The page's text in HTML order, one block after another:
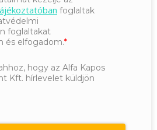
foglaltak
foglaltakat
és elfogadom.
hogy az Alfa Kapos
Kft. hírlevelet küldjön